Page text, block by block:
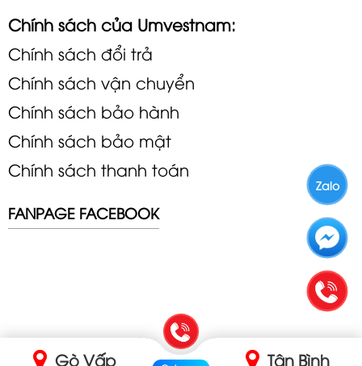
Chính sách của Umvestnam:
Chính sách đổi trả
Chính sách vận chuyển
Chính sách bảo hành
Chính sách bảo mật
Chính sách thanh toán
FANPAGE FACEBOOK
Zalo
Gò Vấp Tân Bình